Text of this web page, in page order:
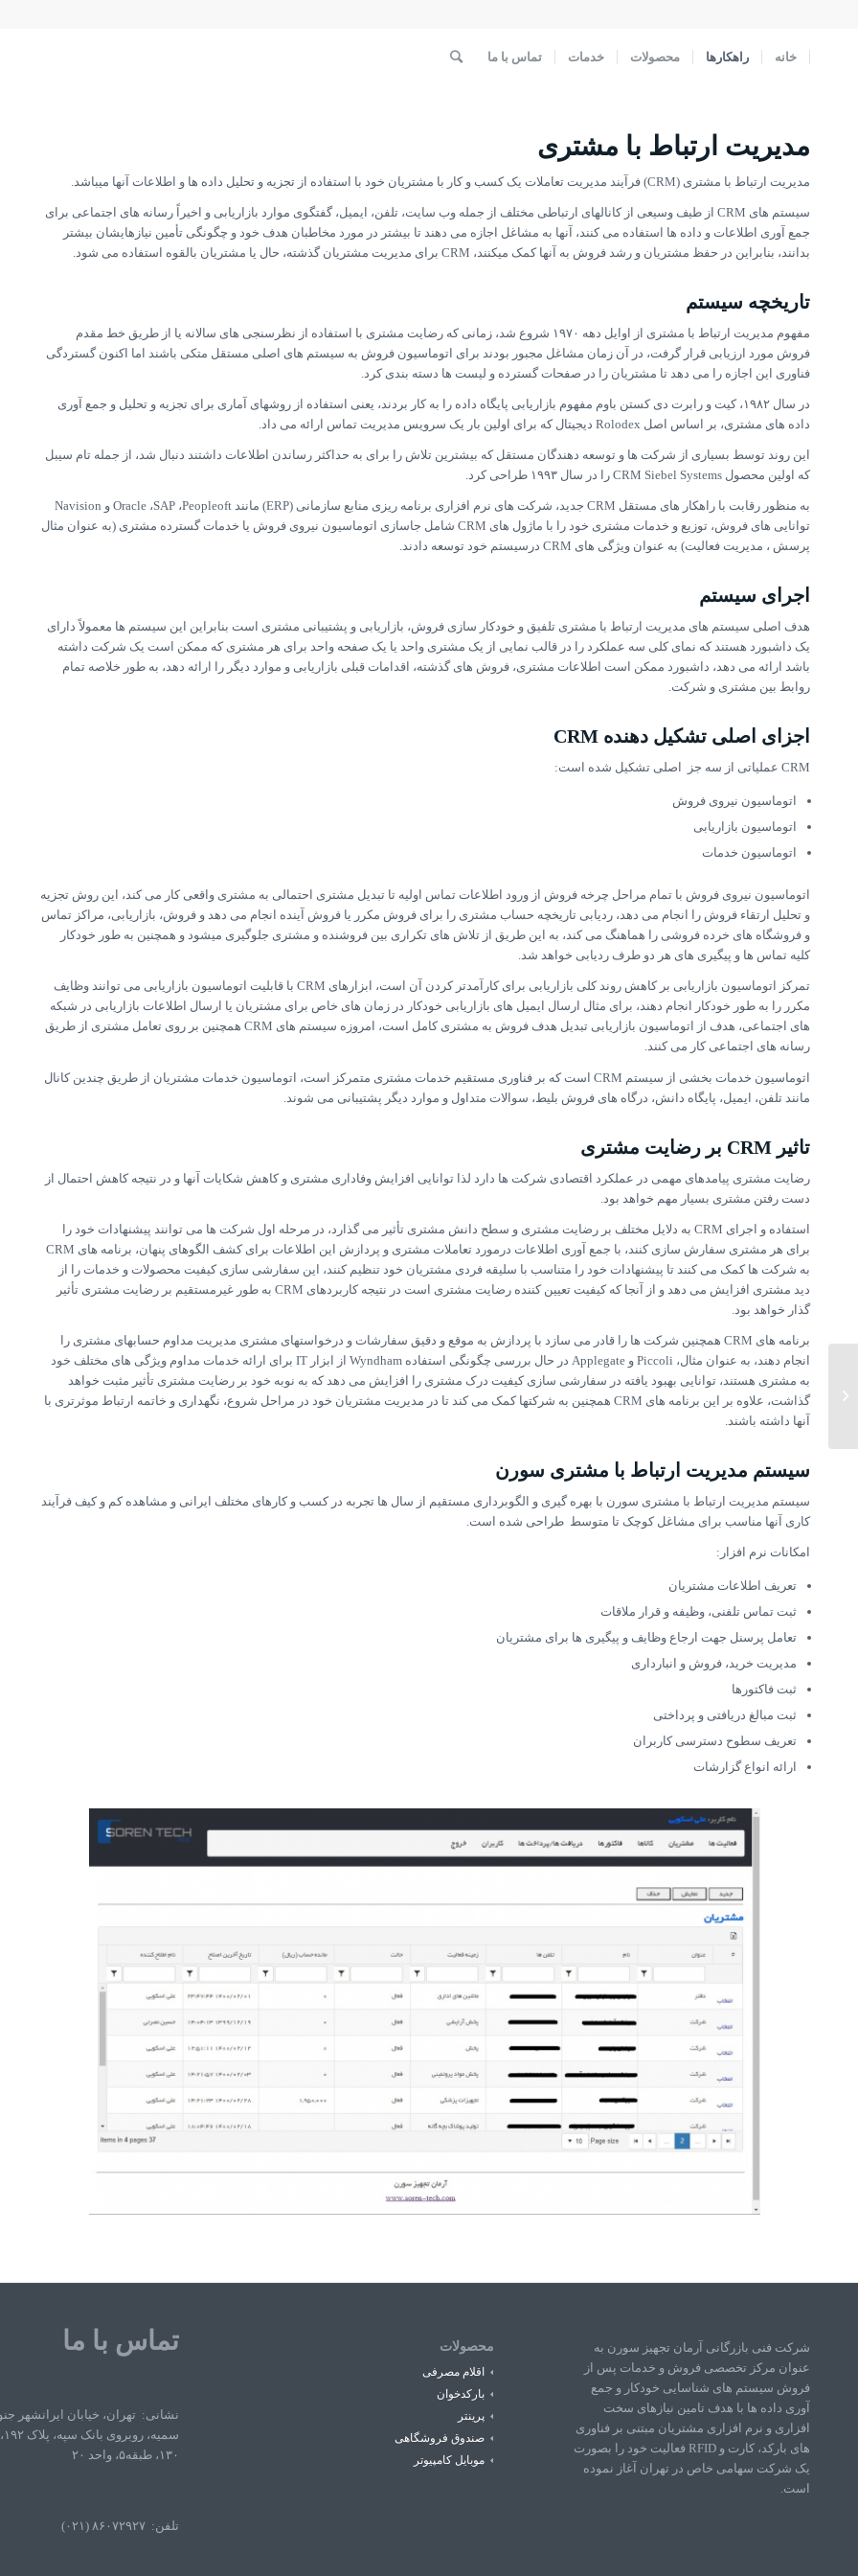
خانه راهکارها محصولات خدمات تماس با ما
مدیریت ارتباط با مشتری
مدیریت ارتباط با مشتری (CRM) فرآیند مدیریت تعاملات یک کسب و کار با مشتریان خود با استفاده از تجزیه و تحلیل داده ها و اطلاعات آنها میباشد.
سیستم های CRM از طیف وسیعی از کانالهای ارتباطی مختلف از جمله وب سایت، تلفن، ایمیل، گفتگوی موارد بازاریابی و اخیراً رسانه های اجتماعی برای
جمع آوری اطلاعات و داده ها استفاده می کنند، آنها به مشاغل اجازه می دهند تا بیشتر در مورد مخاطبان هدف خود و چگونگی تأمین نیازهایشان بیشتر
بدانند، بنابراین در حفظ مشتریان و رشد فروش به آنها کمک میکنند، CRM برای مدیریت مشتریان گذشته، حال یا مشتریان بالقوه استفاده می شود.
تاریخچه سیستم
مفهوم مدیریت ارتباط با مشتری از اوایل دهه ۱۹۷۰ شروع شد، زمانی که رضایت مشتری با استفاده از نظرسنجی های سالانه یا از طریق خط مقدم
فروش مورد ارزیابی قرار گرفت، در آن زمان مشاغل مجبور بودند برای اتوماسیون فروش به سیستم های اصلی مستقل متکی باشند اما اکنون گستردگی
فناوری این اجازه را می دهد تا مشتریان را در صفحات گسترده و لیست ها دسته بندی کرد.
در سال ۱۹۸۲، كیت و رابرت دی كستن باوم مفهوم بازاریابی پایگاه داده را به كار بردند، یعنی استفاده از روشهای آماری برای تجزیه و تحلیل و جمع آوری
داده های مشتری، بر اساس اصل Rolodex دیجیتال که برای اولین بار یک سرویس مدیریت تماس ارائه می داد.
این روند توسط بسیاری از شرکت ها و توسعه دهندگان مستقل که بیشترین تلاش را برای به حداکثر رساندن اطلاعات داشتند دنبال شد، از جمله تام سیبل
که اولین محصول CRM Siebel Systems را در سال ۱۹۹۳ طراحی کرد
.
به منظور رقابت با راهکار های مستقل CRM جدید، شرکت های نرم افزاری برنامه ریزی منابع سازمانی (ERP) مانند Oracle ،SAP ،Peopleoft و Navision
توانایی های فروش، توزیع و خدمات مشتری خود را با ماژول های CRM
شامل جاسازی اتوماسیون نیروی فروش یا خدمات گسترده مشتری (به عنوان مثال
پرسش ، مدیریت فعالیت) به عنوان ویژگی های CRM درسیستم خود توسعه دادند.
اجرای سیستم
هدف اصلی سیستم های مدیریت ارتباط با مشتری تلفیق و خودکار سازی فروش، بازاریابی و پشتیبانی مشتری است بنابراین این سیستم ها معمولاً دارای
یک داشبورد هستند که نمای کلی سه عملکرد را در قالب نمایی از یک مشتری واحد یا یک صفحه واحد برای هر مشتری که ممکن است یک شرکت داشته
باشد ارائه می دهد، داشبورد ممکن است اطلاعات مشتری، فروش های گذشته، اقدامات قبلی بازاریابی و موارد دیگر را ارائه دهد، به طور خلاصه تمام
روابط بین مشتری و شرکت.
اجزای اصلی تشکیل دهنده CRM
CRM عملیاتی از سه جز اصلی تشکیل شده است:
اتوماسیون نیروی فروش
اتوماسیون بازاریابی
اتوماسیون خدمات
اتوماسیون نیروی فروش با تمام مراحل چرخه فروش از ورود اطلاعات تماس اولیه تا تبدیل مشتری احتمالی به مشتری واقعی کار می کند، این روش تجزیه
و تحلیل ارتقاء فروش را انجام می دهد، ردیابی تاریخچه حساب مشتری را برای فروش مکرر یا فروش آینده انجام می دهد و فروش، بازاریابی، مراکز تماس
و فروشگاه های خرده فروشی را هماهنگ می کند، به این طریق از تلاش های تکراری بین فروشنده و مشتری جلوگیری میشود و همچنین به طور خودکار
کلیه تماس ها و پیگیری های هر دو طرف ردیابی خواهد شد.
تمرکز اتوماسیون بازاریابی بر کاهش روند کلی بازاریابی برای کارآمدتر کردن آن است، ابزارهای CRM با قابلیت اتوماسیون بازاریابی می توانند وظایف
مکرر را به طور خودکار انجام دهند، برای مثال ارسال ایمیل های بازاریابی خودکار در زمان های خاص برای مشتریان یا ارسال اطلاعات بازاریابی در شبکه
های اجتماعی، هدف از اتوماسیون بازاریابی تبدیل هدف فروش به مشتری کامل است، امروزه سیستم های CRM همچنین بر روی تعامل مشتری از طریق
رسانه های اجتماعی کار می کنند.
اتوماسیون خدمات بخشی از سیستم CRM است که بر فناوری مستقیم خدمات مشتری متمرکز است، اتوماسیون خدمات مشتریان از طریق چندین کانال
مانند تلفن، ایمیل، پایگاه دانش، درگاه های فروش بلیط، سوالات متداول و موارد دیگر پشتیبانی می شوند.
تاثیر CRM بر رضایت مشتری
رضایت مشتری پیامدهای مهمی در عملکرد اقتصادی شرکت ها دارد لذا توانایی افزایش وفاداری مشتری و کاهش شکایات آنها و در نتیجه کاهش احتمال از
دست رفتن مشتری بسیار مهم خواهد بود.
استفاده و اجرای CRM به دلایل مختلف بر رضایت مشتری و سطح دانش مشتری تأثیر می گذارد، در مرحله اول شرکت ها می توانند پیشنهادات خود را
برای هر مشتری سفارش سازی کنند، با جمع آوری اطلاعات درمورد تعاملات مشتری و پردازش این اطلاعات برای کشف الگوهای پنهان، برنامه های CRM
به شرکت ها کمک می کنند تا پیشنهادات خود را متناسب با سلیقه فردی مشتریان خود تنظیم کنند، این سفارشی سازی کیفیت محصولات و خدمات را از
دید مشتری افزایش می دهد و از آنجا که کیفیت تعیین کننده رضایت مشتری است در نتیجه کاربردهای CRM به طور غیرمستقیم بر رضایت مشتری تأثیر
گذار خواهد بود.
برنامه های CRM همچنین شرکت ها را قادر می سازد با پردازش به موقع و دقیق سفارشات و درخواستهای مشتری مدیریت مداوم حسابهای مشتری را
انجام دهند، به عنوان مثال، Piccoli و Applegate در حال بررسی چگونگی استفاده Wyndham از ابزار IT برای ارائه خدمات مداوم ویژگی های مختلف خود
به مشتری هستند، توانایی بهبود یافته در سفارشی سازی کیفیت درک مشتری را افزایش می دهد که به نوبه خود بر رضایت مشتری تأثیر مثبت خواهد
گذاشت، علاوه بر این برنامه های CRM همچنین به شرکتها کمک می کند تا در مدیریت مشتریان خود در مراحل شروع، نگهداری و خاتمه ارتباط موثرتری با
آنها داشته باشند.
سیستم مدیریت ارتباط با مشتری سورن
سیستم مدیریت ارتباط با مشتری سورن با بهره گیری و الگوبرداری مستقیم از سال ها تجربه در کسب و کارهای مختلف ایرانی و مشاهده کم و کیف فرآیند
کاری آنها مناسب برای مشاغل کوچک تا متوسط طراحی شده است.
امکانات نرم افزار:
تعریف اطلاعات مشتریان
ثبت تماس تلفنی، وظیفه و قرار ملاقات
تعامل پرسنل جهت ارجاع وظایف و پیگیری ها برای مشتریان
مدیریت خرید، فروش و انبارداری
ثبت فاکتورها
ثبت مبالغ دریافتی و پرداختی
تعریف سطوح دسترسی کاربران
ارائه انواع گزارشات
شرکت فنی بازرگانی آرمان تجهیز سورن به
عنوان مرکز تخصصی فروش و خدمات پس از
فروش سیستم های شناسایی خودکار و جمع
آوری داده ها با هدف تامین نیازهای سخت
افزاری و نرم افزاری مشتریان مبتنی بر فناوری
های بارکد، کارت و RFID فعالیت خود را بصورت
یک شرکت سهامی خاص در تهران آغاز نموده
است.
محصولات
اقلام مصرفی
بارکدخوان
پرینتر
صندوق فروشگاهی
موبایل کامپیوتر
تماس با ما
نشانی: تهران، خیابان ایرانشهر
۱۳۰، طبقه۵، واحد ۲۰
تلفن: ۸۶۰۷۲۹۲۷ (۰۲۱)
کنترل وزن و شمارش طلا و جواهر